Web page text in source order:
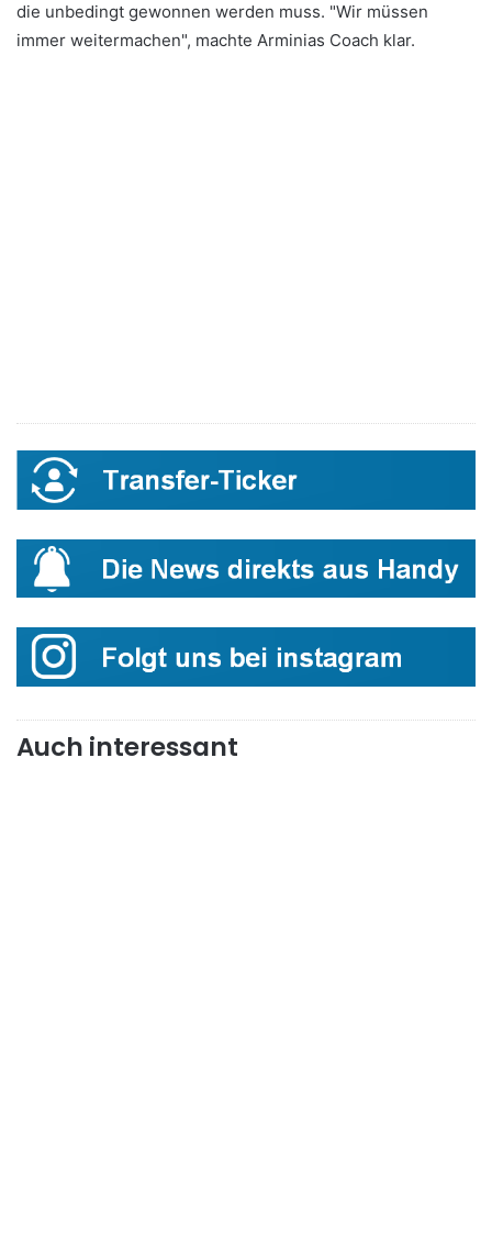
die unbedingt gewonnen werden muss. "Wir müssen
immer weitermachen", machte Arminias Coach klar.
Auch interessant